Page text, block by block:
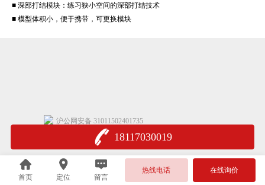
■ 深部打结模块：练习狭小空间的深部打结技术
■ 模型体积小，便于携带，可更换模块
18117030019
首页 定位 留言
热线电话 在线询价
沪公网安备 31011502401735